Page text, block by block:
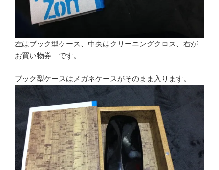
左はブック型ケース、中央はクリーニングクロス、右が
お買い物券 です。
ブック型ケースはメガネケースがそのまま入ります。